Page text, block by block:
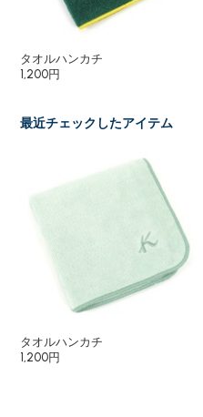
タオルハンカチ
1,200円
最近チェックしたアイテム
タオルハンカチ
1,200円